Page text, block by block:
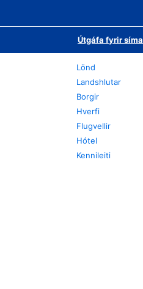
Útgáfa fyrir síma
Lönd
Landshlutar
Borgir
Hverfi
Flugvellir
Hótel
Kennileiti